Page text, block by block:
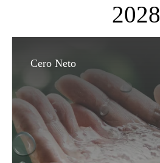
2028
Cero Neto